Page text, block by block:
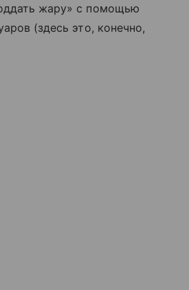
жару» с помощью
(здесь это, конечно,